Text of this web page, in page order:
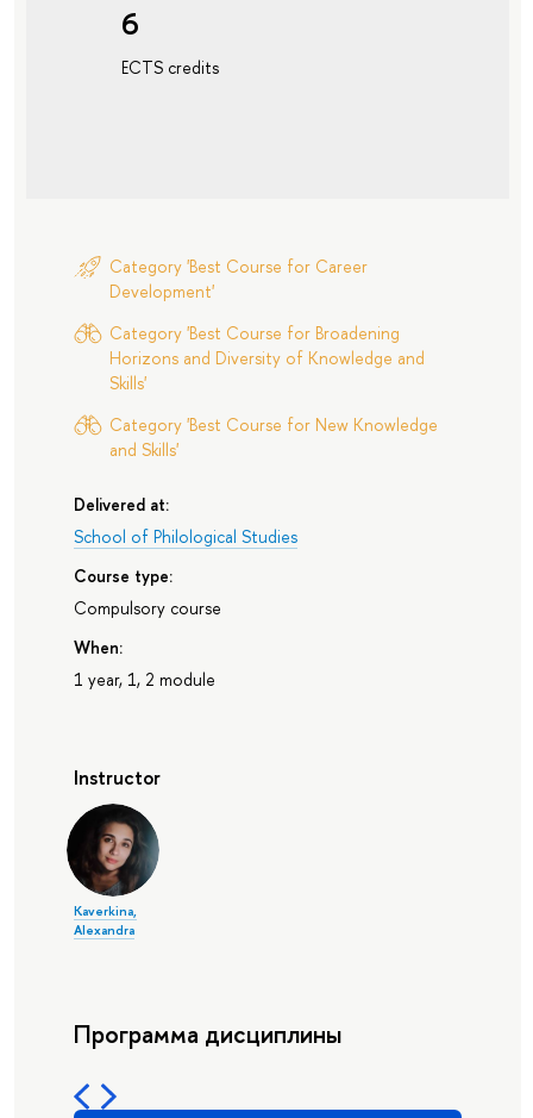
6
ECTS credits
Category 'Best Course for Career
Development'
Category 'Best Course for Broadening
Horizons and Diversity of Knowledge and
Skills'
Category 'Best Course for New Knowledge
and Skills'
Delivered at:
School of Philological Studies
Course type:
Compulsory course
When:
1 year, 1, 2 module
Instructor
Kaverkina,
Alexandra
Программа дисциплины